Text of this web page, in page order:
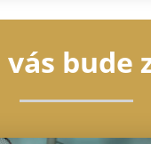
vás bude